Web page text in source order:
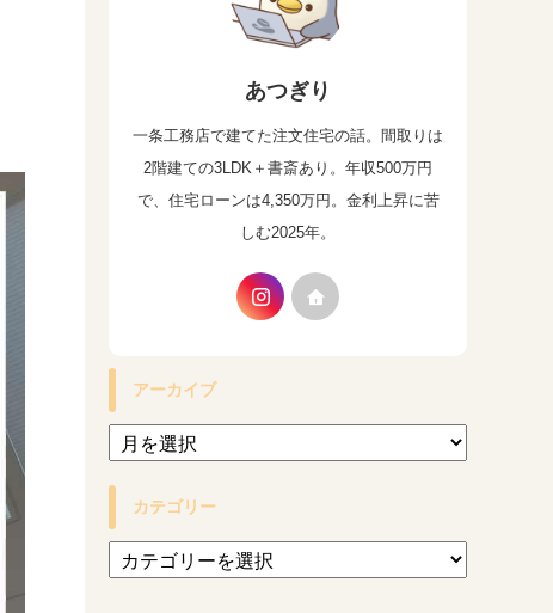
あつぎり
一条工務店で建てた注文住宅の話。間取りは
2階建ての3LDK＋書斎あり。年収500万円
で、住宅ローンは4,350万円。金利上昇に苦
しむ2025年。
アーカイブ
カテゴリー